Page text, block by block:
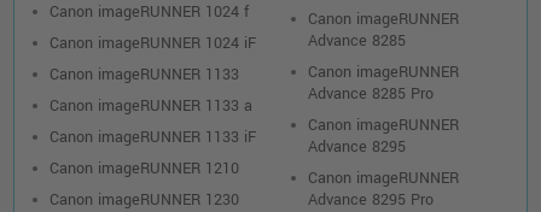
Canon imageRUNNER 1024 f
Canon imageRUNNER 1024 iF
Canon imageRUNNER 1133
Canon imageRUNNER 1133 a
Canon imageRUNNER 1133 iF
Canon imageRUNNER 1210
Canon imageRUNNER 1230
Canon imageRUNNER
Advance 8285
Canon imageRUNNER
Advance 8285 Pro
Canon imageRUNNER
Advance 8295
Canon imageRUNNER
Advance 8295 Pro